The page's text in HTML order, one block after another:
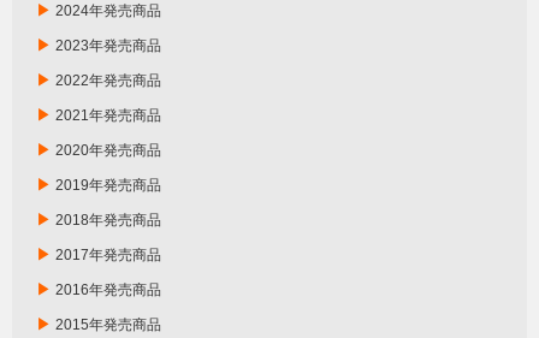
▶ 2024年発売商品
▶ 2023年発売商品
▶ 2022年発売商品
▶ 2021年発売商品
▶ 2020年発売商品
▶ 2019年発売商品
▶ 2018年発売商品
▶ 2017年発売商品
▶ 2016年発売商品
▶ 2015年発売商品